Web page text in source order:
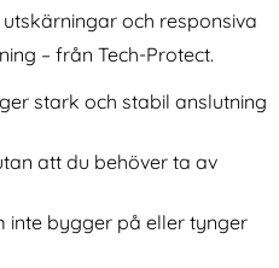
och responsiva
– från Tech-Protect.
stark och stabil anslutning
att du behöver ta av
inte bygger på eller tynger